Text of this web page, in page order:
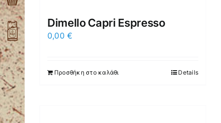
Dimello Capri Espresso
0,00€
Προσθήκη στο καλάθι Details